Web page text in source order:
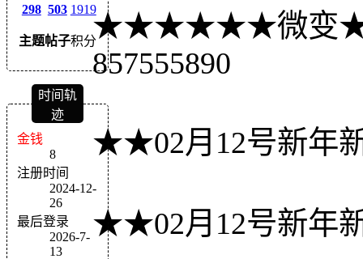
298
主题
503
帖子
1919
积分
时间轨
迹
金钱
8
注册时间
2024-12-
26
最后登录
2026-7-
13
★★★★★★微变
857555890
★★02月12号新年
★★02月12号新年